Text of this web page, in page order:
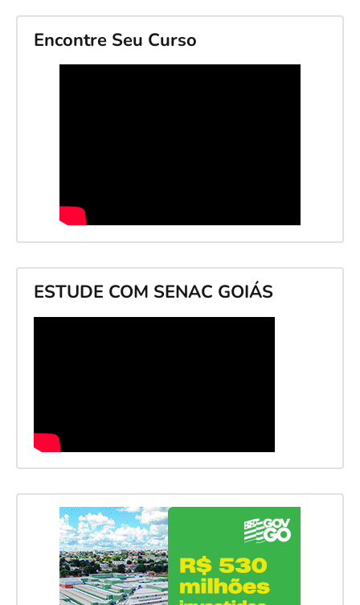
Encontre Seu Curso
ESTUDE COM SENAC GOIÁS